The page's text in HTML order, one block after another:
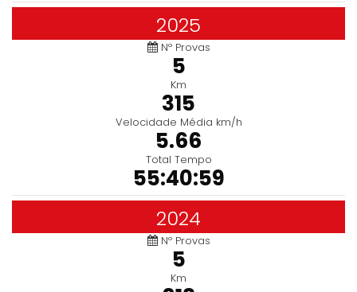
2025
Nº Provas
5
Km
315
Velocidade Média km/h
5.66
Total Tempo
55:40:59
2024
Nº Provas
5
Km